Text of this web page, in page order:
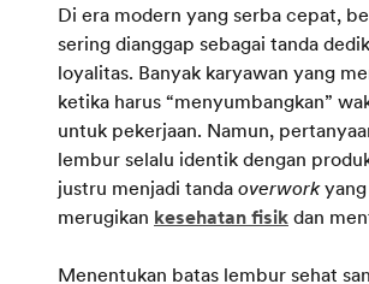
Di era modern yang serba cepat,
sering dianggap sebagai tanda
loyalitas. Banyak karyawan yang
ketika harus “menyumbangkan”
untuk pekerjaan. Namun,
lembur selalu identik dengan
justru menjadi tandaoverworkyang
merugikan kesehatan fisikdan
Menentukan batas lembur sehat